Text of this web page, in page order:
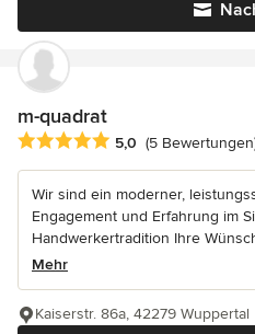
m-quadrat
Durchschnittliche Bewertung:
5,0 (5
Wir sind ein moderner,
Engagement und Erfahrung im
Handwerkertradition Ihre
Mehr
Kaiserstr. 86a, 42279 Wuppertal